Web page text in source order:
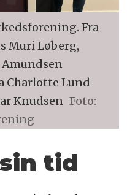
Fra
Muri Løberg,
Charlotte Lund
Knudsen Foto:
tid